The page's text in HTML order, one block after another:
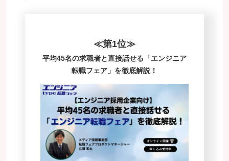
≪第1位≫
平均45名の求職者と直接話せる「エンジニア
転職フェア」を徹底解説！